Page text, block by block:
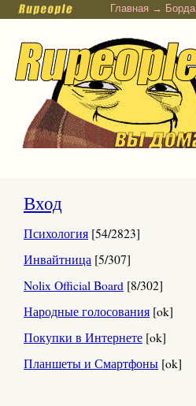
Главная → Борда
Вход
Психология [54/2823]
Инвайтница [5/307]
Nolix Official Board [8/302]
Народные голосования [ok]
Покупки в Интернете [ok]
Планшеты и Смартфоны [ok]